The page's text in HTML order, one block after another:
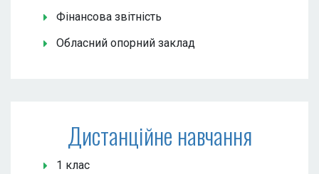
Фінансова звітність
Обласний опорний заклад
Дистанційне навчання
1 клас